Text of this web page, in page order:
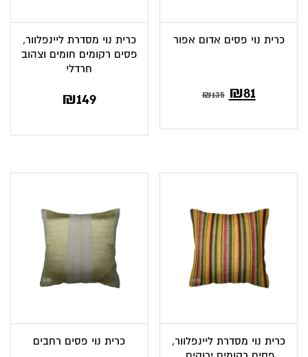
כרית נוי פסים אדום אפור
₪135 ₪81
כרית נוי מסדרת ליינפלוור,
פסים רקומים חומים וצהוב
חרדלי
₪149
כרית נוי מסדרת ליינפלוור,
כרית נוי פסים רחבים